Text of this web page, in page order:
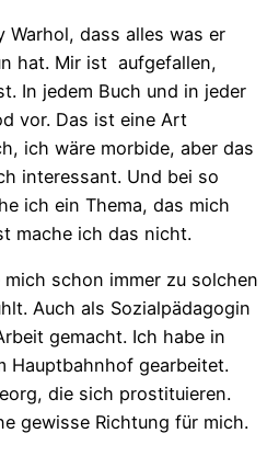
dass alles was er
hat. Mir ist aufgefallen,
In jedem Buch und in jeder
vor. Das ist eine Art
ich wäre morbide, aber das
interessant. Und bei so
ich ein Thema, das mich
mache ich das nicht.
schon immer zu solchen
Auch als Sozialpädagogin
gemacht. Ich habe in
Hauptbahnhof gearbeitet.
die sich prostituieren.
gewisse Richtung für mich.